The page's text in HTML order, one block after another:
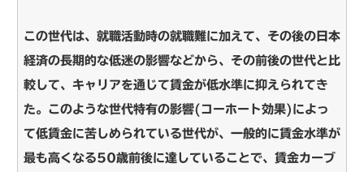
この世代は、就職活動時の就職難に加えて、その後の日本
経済の長期的な低迷の影響などから、その前後の世代と比
較して、キャリアを通じて賃金が低水準に抑えられてき
た。このような世代特有の影響(コーホート効果)によっ
て低賃金に苦しめられている世代が、一般的に賃金水準が
最も高くなる50歳前後に達していることで、賃金カーブ